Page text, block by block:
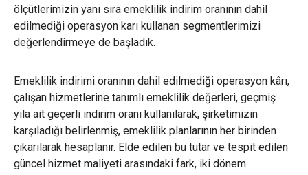
ölçütlerimizin yanı sıra emeklilik indirim oranının dahil
edilmediği operasyon karı kullanan segmentlerimizi
değerlendirmeye de başladık.
Emeklilik indirimi oranının dahil edilmediği operasyon kârı,
çalışan hizmetlerine tanımlı emeklilik değerleri, geçmiş
yıla ait geçerli indirim oranı kullanılarak, şirketimizin
karşıladığı belirlenmiş, emeklilik planlarının her birinden
çıkarılarak hesaplanır. Elde edilen bu tutar ve tespit edilen
güncel hizmet maliyeti arasındaki fark, iki dönem